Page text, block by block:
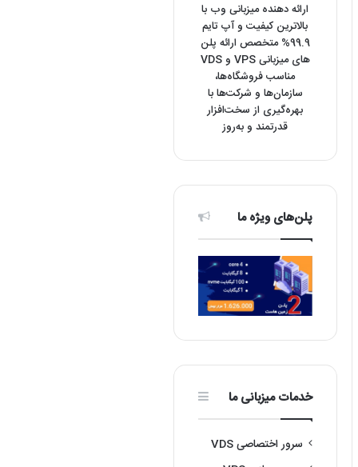
ارائه دهنده میزبانی وب با
بالاترین کیفیت و آپ تایم
99.9% متخصص ارائه پلن
های میزبانی VPS و VDS
مناسب فروشگاه‌ها،
سازمان‌ها و شرکت‌ها با
بهره‌گیری از سخت‌افزار
قدرتمند و به‌روز
پلن‌های ویژه ما
خدمات میزبانی ما
سرور اختصاصی VDS